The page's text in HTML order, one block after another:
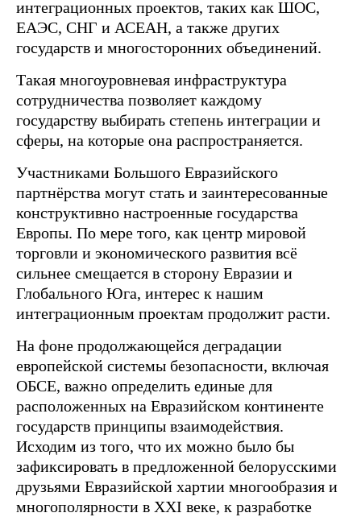
интеграционных проектов, таких как ШОС,
ЕАЭС, СНГ и АСЕАН, а также других
государств и многосторонних объединений.
Такая многоуровневая инфраструктура
сотрудничества позволяет каждому
государству выбирать степень интеграции и
сферы, на которые она распространяется.
Участниками Большого Евразийского
партнёрства могут стать и заинтересованные
конструктивно настроенные государства
Европы. По мере того, как центр мировой
торговли и экономического развития всё
сильнее смещается в сторону Евразии и
Глобального Юга, интерес к нашим
интеграционным проектам продолжит расти.
На фоне продолжающейся деградации
европейской системы безопасности, включая
ОБСЕ, важно определить единые для
расположенных на Евразийском континенте
государств принципы взаимодействия.
Исходим из того, что их можно было бы
зафиксировать в предложенной белорусскими
друзьями Евразийской хартии многообразия и
многополярности в XXI веке, к разработке